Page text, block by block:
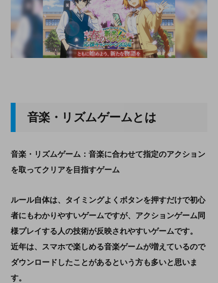
音楽・リズムゲームとは
音楽・リズムゲーム：音楽に合わせて指定のアクション
を取ってクリアを目指すゲーム
ルール自体は、タイミングよくボタンを押すだけで初心
者にもわかりやすいゲームですが、アクションゲーム同
様プレイする人の技術が反映されやすいゲームです。
近年は、スマホで楽しめる音楽ゲームが増えているので
ダウンロードしたことがあるという方も多いと思いま
す。